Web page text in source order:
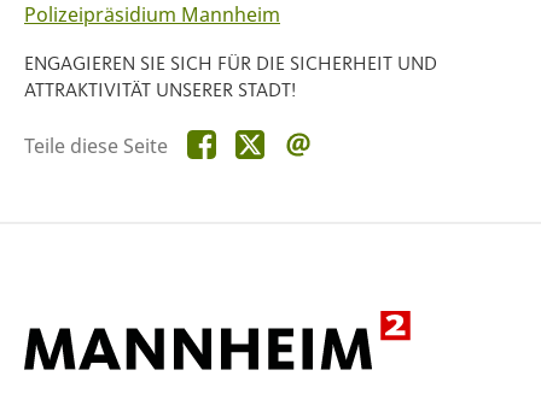
Polizeipräsidium Mannheim
ENGAGIEREN SIE SICH FÜR DIE SICHERHEIT UND
ATTRAKTIVITÄT UNSERER STADT!
Teile diese Seite Teile
diese
Teile
diese